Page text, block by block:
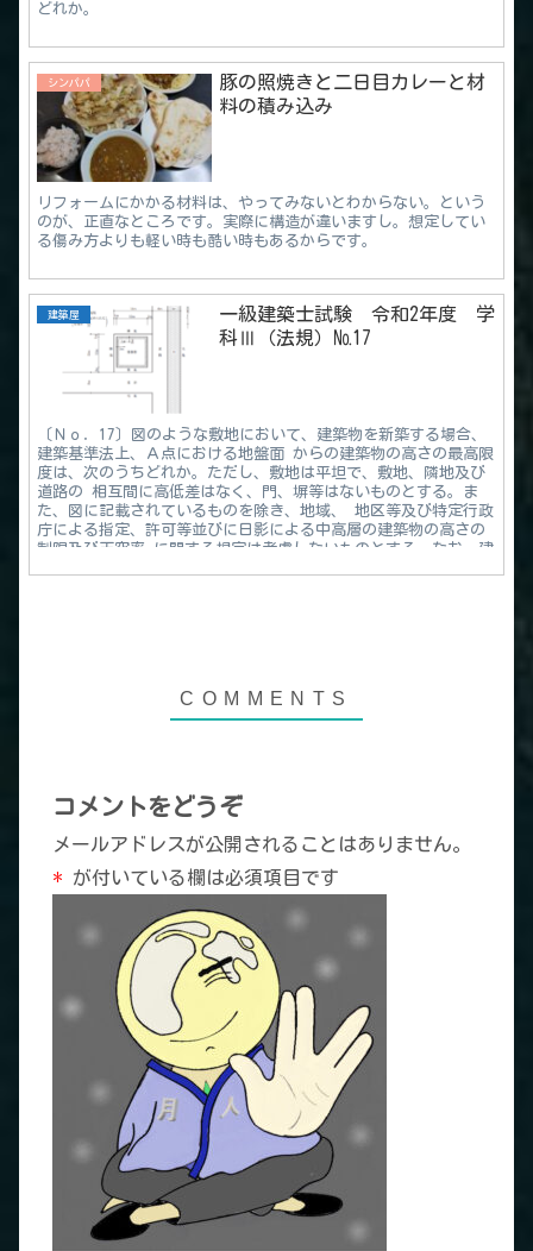
どれか。
シンパパ
豚の照焼きと二日目カレーと材
料の積み込み
リフォームにかかる材料は、やってみないとわからない。という
のが、正直なところです。実際に構造が違いますし。想定してい
る傷み方よりも軽い時も酷い時もあるからです。
建築屋
一級建築士試験 令和2年度 学
科Ⅲ（法規）№17
〔Ｎｏ．17〕図のような敷地において、建築物を新築する場合、
建築基準法上、Ａ点における地盤面 からの建築物の高さの最高限
度は、次のうちどれか。ただし、敷地は平坦で、敷地、隣地及び
道路の 相互間に高低差はなく、門、塀等はないものとする。ま
た、図に記載されているものを除き、地域、 地区等及び特定行政
庁による指定、許可等並びに日影による中高層の建築物の高さの
制限及び天空率 に関する規定は考慮しないものとする。なお、建
コメントをどうぞ
メールアドレスが公開されることはありません。
* が付いている欄は必須項目です